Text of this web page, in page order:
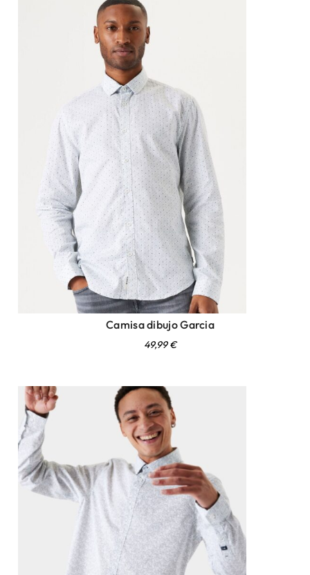
Camisa dibujo Garcia
49,99€